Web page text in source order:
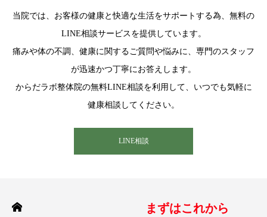
当院では、お客様の健康と快適な生活をサポートする為、無料の
LINE相談サービスを提供しています。
痛みや体の不調、健康に関するご質問や悩みに、専門のスタッフ
が迅速かつ丁寧にお答えします。
からだラボ整体院の無料LINE相談を利用して、いつでも気軽に
健康相談してください。
LINE相談
まずはこれから